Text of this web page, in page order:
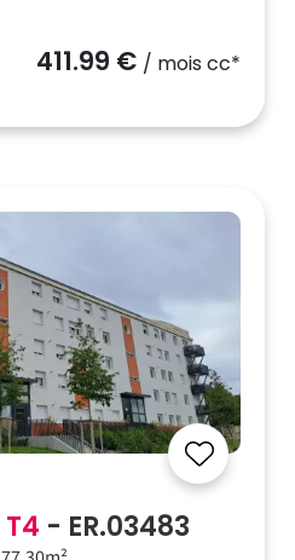
411.99 € / mois cc*
T4 - ER.03483